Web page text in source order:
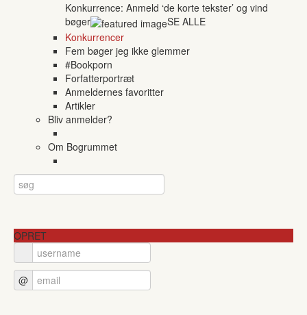
Konkurrence: Anmeld ‘de korte tekster’ og vind
bøger
SE ALLE
Konkurrencer
Fem bøger jeg ikke glemmer
#Bookporn
Forfatterportræt
Anmeldernes favoritter
Artikler
Bliv anmelder?
Om Bogrummet
OPRET
@